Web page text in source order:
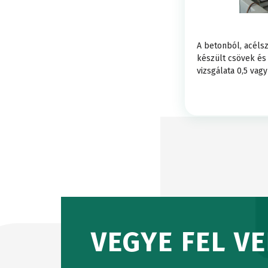
vizsgáló
gépek
Vízáteresztő
GÉPEK
A betonból,
készült csövek
vizsgálata 0,5
VEGYE FEL